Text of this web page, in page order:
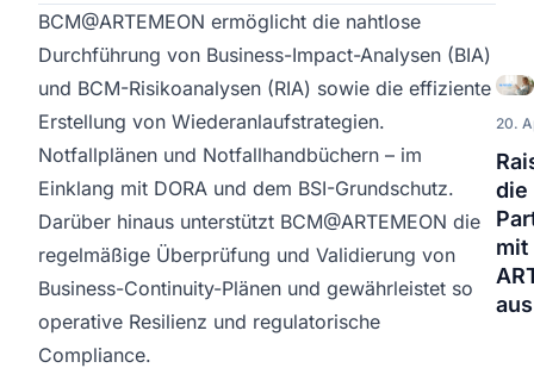
BCM@ARTEMEON ermöglicht die nahtlose
Durchführung von Business-Impact-Analysen (BIA)
und BCM-Risikoanalysen (RIA) sowie die effiziente
Erstellung von Wiederanlaufstrategien.
Notfallplänen und Notfallhandbüchern – im
Einklang mit DORA und dem BSI-Grundschutz.
Darüber hinaus unterstützt BCM@ARTEMEON die
regelmäßige Überprüfung und Validierung von
Business-Continuity-Plänen und gewährleistet so
operative Resilienz und regulatorische
Compliance.
20.
die
mit